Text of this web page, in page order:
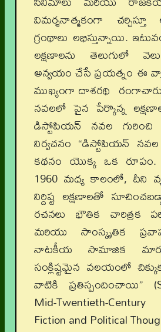
విమర్శనాత్మకంగా చర్చిస్తూ
గ్రంథాలు లభిస్తున్నాయి.
లక్షణాలను తెలుగులో
అన్వయం చేసే ప్రయత్నం ఈ
ముఖ్యంగా దాశరథి
నవలలో పైన పేర్కొన్న
డిస్టోపియన్ నవల గురించి
నిర్వచనం “డిస్టోపియన్
కథనం యొక్క ఒక
1960 మధ్య కాలంలో, దీని
నిర్దిష్ట లక్షణాలతో
రచనలు భౌతిక చారిత్రక
మరియు సాంస్కృతిక
నాటకీయ సామాజిక
సంక్లిష్టమైన వలయంలో
వాటికి ప్రతిస్పందించాయి”
Mid-Twentieth-
Fiction and Political